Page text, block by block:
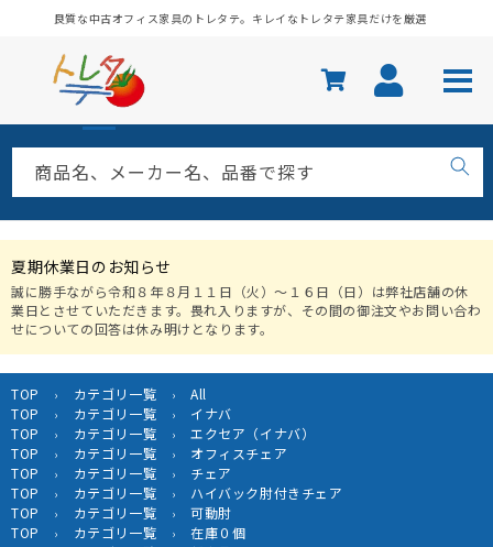
ンツに
良質な中古オフィス家具のトレタテ。キレイなトレタテ家具だけを厳選
商品名、メーカー名、品番で探す
夏期休業日のお知らせ
誠に勝手ながら令和８年８月１１日（火）〜１６日（日）は弊社店舗の休
業日とさせていただきます。畏れ入りますが、その間の御注文やお問い合わ
せについての回答は休み明けとなります。
TOP › カテゴリ一覧 ›
All
TOP
› カテゴリ一覧 ›
イナバ
TOP
› カテゴリ一覧 ›
エクセア（イナバ）
TOP
› カテゴリ一覧 ›
オフィスチェア
TOP
› カテゴリ一覧 ›
チェア
TOP
› カテゴリ一覧 ›
ハイバック肘付きチェア
TOP
› カテゴリ一覧 ›
可動肘
TOP
› カテゴリ一覧 ›
在庫０個